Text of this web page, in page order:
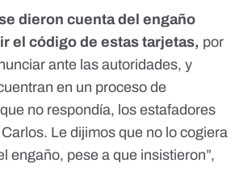
dieron cuenta del engaño
el código de estas tarjetas, por
ante las autoridades, y
en un proceso de
no respondía, los estafadores
Le dijimos que no lo cogiera
engaño, pese a que insistieron”,